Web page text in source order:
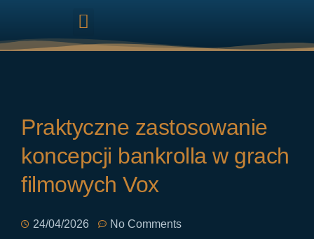
Praktyczne zastosowanie
koncepcji bankrolla w grach
filmowych Vox
24/04/2026 No Comments